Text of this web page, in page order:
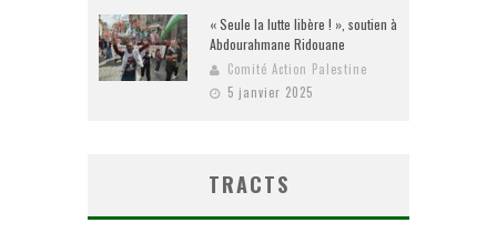
« Seule la lutte libère ! », soutien à
Abdourahmane Ridouane
Comité Action Palestine
5 janvier 2025
TRACTS